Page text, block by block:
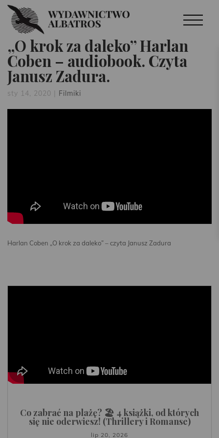
„O krok za daleko” Harlan
Coben – audiobook. Czyta
Janusz Zadura.
sty 14, 2020 | Filmiki
Harlan Coben „O krok za daleko” – czyta Janusz Zadura
Co zabrać na plażę? 🏖️ 4 książki, od których
się nie oderwiesz! (Thrillery i Romanse)
lip 20, 2026